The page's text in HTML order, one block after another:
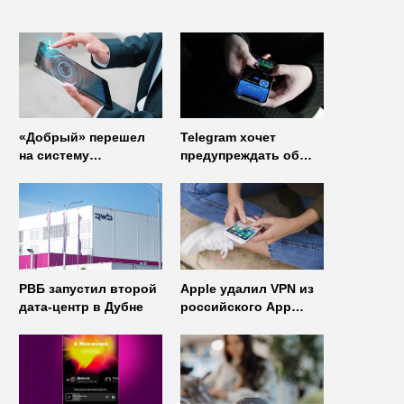
«Добрый» перешел
на систему
«Газинформсервис»
Telegram хочет
предупреждать об
неофициальных
клиентов
мессенджера
РВБ запустил второй
дата-центр в Дубне
Apple удалил VPN из
российского App